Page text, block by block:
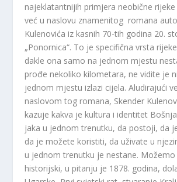
najeklatantnijih primjera neobične
već u naslovu znamenitog romana
Kulenovića iz kasnih 70-tih godina 20.
„Ponornica“. To je specifična vrsta
dakle ona samo na jednom mjestu
prođe nekoliko kilometara, ne vidite je
jednom mjestu izlazi cijela. Aludirajući
naslovom tog romana, Skender
kazuje kakva je kultura i identitet
jaka u jednom trenutku, da postoji, da
da je možete koristiti, da uživate u
u jednom trenutku je nestane.
historijski, u pitanju je 1878. godina,